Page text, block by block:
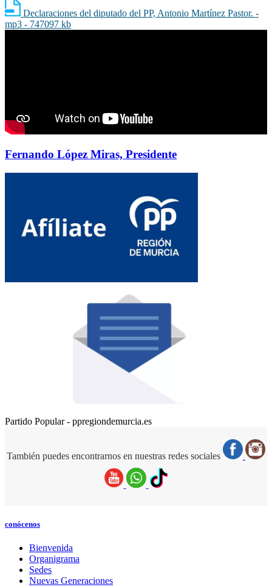
Declaraciones del diputado del PP, Antonio Martínez Pastor. -
mp3 - 747097 kb
Fernando López Miras, Presidente
Partido Popular - ppregiondemurcia.es
También puedes encontrarnos en nuestras redes sociales
conócenos
Bienvenida
Organigrama
Sedes
Nuevas Generaciones